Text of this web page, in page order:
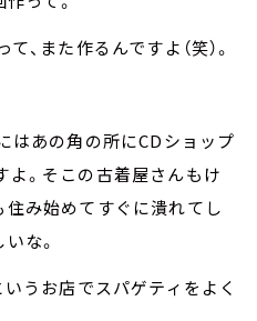
、また作るんですよ（笑）。
はあの角の所にCDショップ
。そこの古着屋さんもけ
住み始めてすぐに潰れてし
な。
いうお店でスパゲティをよく